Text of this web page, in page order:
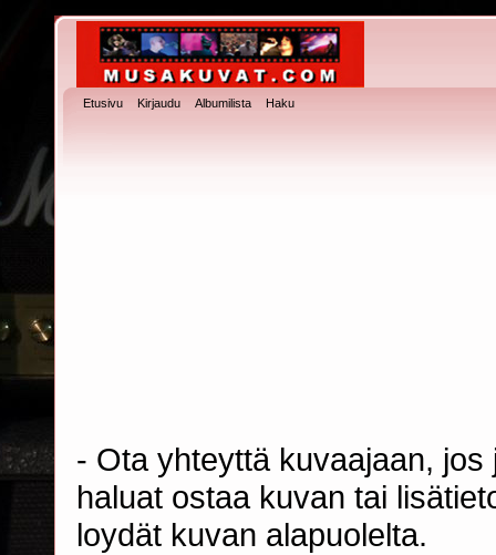
Etusivu Kirjaudu Albumilista Haku
- Ota yhteyttä kuvaajaan,
haluat ostaa kuvan tai
loydät kuvan alapuolelta.